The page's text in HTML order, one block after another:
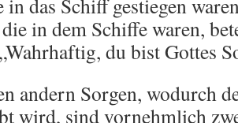
in das Schiff gestiegen
in dem Schiffe waren,
du bist Gottes
andern Sorgen, wodurch
wird, sind vornehmlich